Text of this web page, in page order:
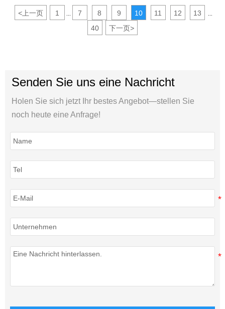
<上一页 1 7 8 9 10 11 12 13
40 下一页>
Senden Sie uns eine Nachricht
Holen Sie sich jetzt Ihr bestes Angebot—stellen Sie
noch heute eine Anfrage!